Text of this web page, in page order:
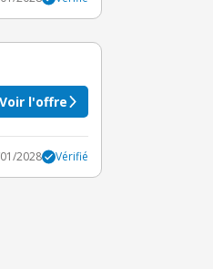
Voir l'offre
2028 Vérifié